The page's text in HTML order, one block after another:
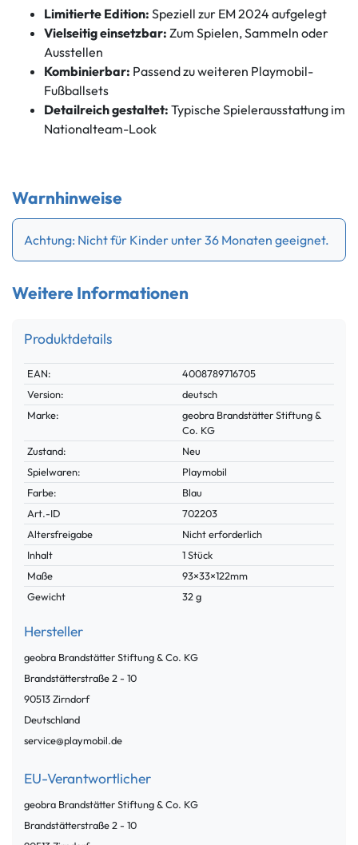
Limitierte Edition: Speziell zur EM 2024 aufgelegt
Vielseitig einsetzbar: Zum Spielen, Sammeln oder
Ausstellen
Kombinierbar: Passend zu weiteren Playmobil-
Fußballsets
Detailreich gestaltet: Typische Spielerausstattung im
Nationalteam-Look
Warnhinweise
Achtung: Nicht für Kinder unter 36 Monaten geeignet.
Weitere Informationen
Produktdetails
Technisches
Merkmal
Wert
EAN:
4008789716705
Version:
deutsch
Marke:
geobra Brandstätter Stiftung &
Co. KG
Zustand:
Neu
Spielwaren:
Playmobil
Farbe:
Blau
Technisches
Merkmal
Wert
Art.-ID
702203
Altersfreigabe
Nicht erforderlich
Inhalt
1 Stück
Maße
93×33×122mm
Gewicht
32 g
Hersteller
geobra Brandstätter Stiftung & Co. KG
Brandstätterstraße2 - 10
90513Zirndorf
Deutschland
service@playmobil.de
EU-Verantwortlicher
geobra Brandstätter Stiftung & Co. KG
Brandstätterstraße2 - 10